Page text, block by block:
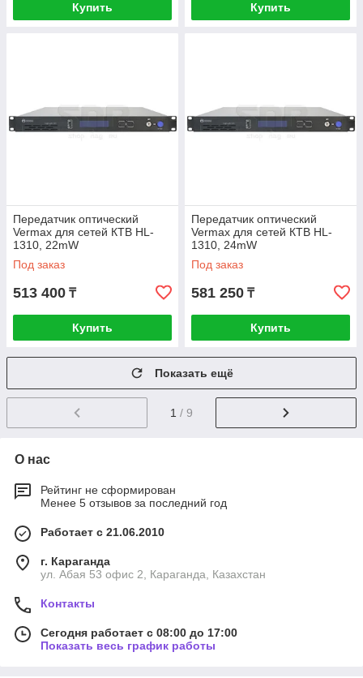
Купить Купить
Передатчик оптический
Vermax для сетей КТВ HL-
1310, 22mW
Под заказ
513 400 ₸
Купить
Передатчик оптический
Vermax для сетей КТВ HL-
1310, 24mW
Под заказ
581 250 ₸
Купить
Показать ещё
1 / 9
О нас
Рейтинг не сформирован
Менее 5 отзывов за последний год
Работает с 21.06.2010
г. Караганда
ул. Абая 53 офис 2, Караганда, Казахстан
Контакты
Сегодня работает с 08:00 до 17:00
Показать весь график работы